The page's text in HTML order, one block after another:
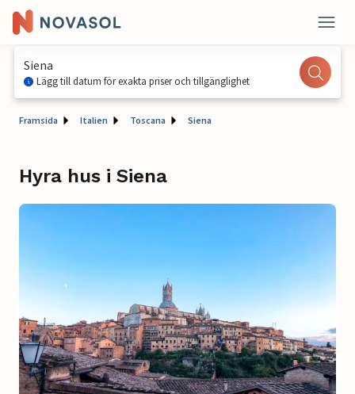
Siena
Lägg till datum för exakta priser och tillgänglighet
Framsida Italien Toscana Siena
Hyra hus i Siena